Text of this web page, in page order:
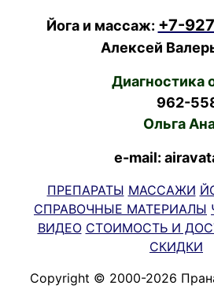
Йога и массаж: +7-
Алексей
Диагностика
962-
Ольга
e-mail:
ПРЕПАРАТЫ МАССАЖИ
СПРАВОЧНЫЕ МАТЕРИАЛЫ
ВИДЕО СТОИМОСТЬ И
СКИДКИ
Copyright © 2000-2026